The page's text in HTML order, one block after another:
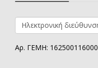
Αρ. ΓΕΜΗ: 162500116000